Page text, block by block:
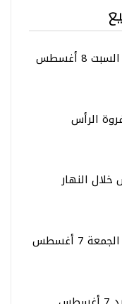
توقعـات الأبراج اليوم السبت 8 أغسطس
الرأس
النهار
توقعـات الأبراج اليوم الجمعة 7 أغسطس